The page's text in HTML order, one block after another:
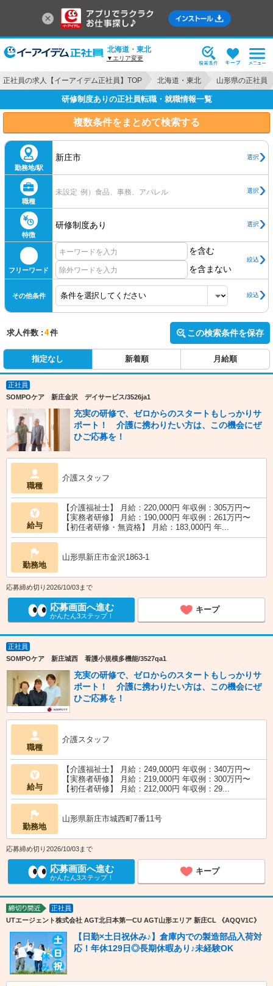
北海道・東北
▼エリア変更
正社員の求人【イーアイデム正社員】TOP 北海道・東北 山形県の正社員
研修制度ありの正社員転職・就職情報一覧
複数条件をまとめて検索する
勤務地/駅
新庄市 選択
職種
未設定 例）食品、事務、アパレル 選択
特徴
研修制度あり 選択
フリーワード
を含む
を含まない
絞込
その他条件 絞込
求人件数 : 4件 この検索条件を保存
指定なし 新着順 月給順
正社員
SOMPOケア 新庄金沢 デイサービス/3526ja1
充実の研修で、ゼロからのスタートもしっかりサ
ポート！ 介護に携わりたい方は、この機会にぜ
ひご応募を！
職種
介護スタッフ
給与
【介護福祉士】 月給：220,000円 年収例：305万円〜
【実務者研修】 月給：190,000円 年収例：261万円〜
【初任者研修・無資格】 月給：183,000円 年...
勤務地
山形県新庄市金沢1863-1
応募締め切り2026/10/03まで
応募画面へ進む
かんたん3ステップ！
キープ
正社員
SOMPOケア 新庄城西 看護小規模多機能/3527qa1
充実の研修で、ゼロからのスタートもしっかりサ
ポート！ 介護に携わりたい方は、この機会にぜ
ひご応募を！
職種
介護スタッフ
給与
【介護福祉士】 月給：249,000円 年収例：340万円〜
【実務者研修】 月給：219,000円 年収例：300万円〜
【初任者研修】 月給：212,000円 年収例：29...
勤務地
山形県新庄市城西町7番11号
応募締め切り2026/10/03まで
応募画面へ進む
かんたん3ステップ！
キープ
締切り間近
正社員
UTエージェント株式会社 AGT北日本第一CU AGT山形エリア 新庄CL 《AQQV1C》
【日勤×土日祝休み♪】倉庫内での製造部品入荷対
応！年休129日◎長期休暇あり♪未経験OK